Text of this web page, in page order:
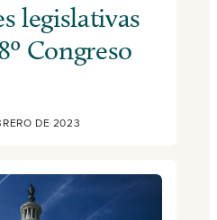
legislativas
Congreso
DE 2023